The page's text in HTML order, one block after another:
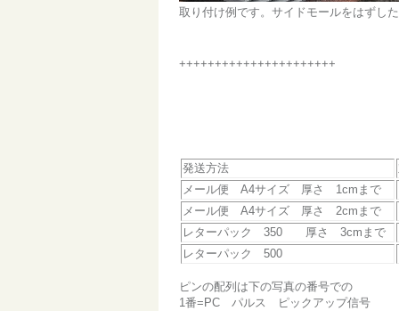
取り付け例です。サイドモールをはずし
++++++++++++++++++++++
発送方法
メール便 A4サイズ 厚さ 1cmまで
メール便 A4サイズ 厚さ 2cmまで
レターパック 350 厚さ 3cmまで
レターパック 500
ピンの配列は下の写真の番号での
1番=PC パルス ピックアップ信号